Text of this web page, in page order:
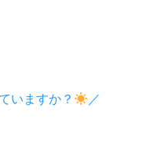
いますか？
／